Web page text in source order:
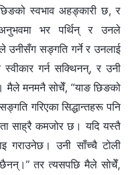
स्वभाव अहङ्कारी छ, र
भर पर्थिन् र उनले
उनीसँग सङ्गति गर्ने र उनलाई
गर्न सक्थिनन्, र उनी
मैले मनमनै सोचेँ, “याङ छिङको
गरिएका सिद्धान्तहरू पनि
साह्रै कमजोर छ। यदि यस्तै
गराउनेछ। उनी साँच्चै टोली
छैनन्।” तर त्यसपछि मैले सोचेँ,